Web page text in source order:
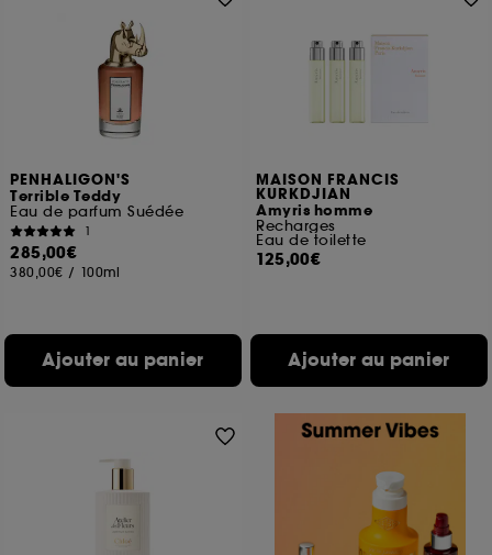
PENHALIGON'S
Terrible Teddy
Eau de parfum Suédée
1
285,00€
380,00€ / 100ml
Ajouter au panier
MAISON FRANCIS
KURKDJIAN
Amyris homme
Recharges
Eau de toilette
125,00€
Ajouter au panier